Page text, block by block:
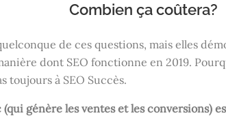
Combien ça coûtera?
de ces questions, mais elles
dont SEO fonctionne en 2019.
toujours à SEO Succès.
génère les ventes et les conversions)